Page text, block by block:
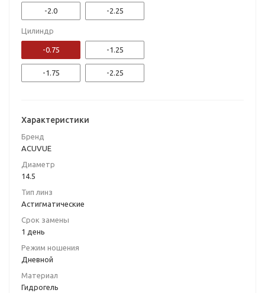
-2.0 -2.25
-2.5
-3.25
-3.5 -3.75
-4.5
-5.0
-6.0
-7.0
-9.0
+0.5
Цилиндр
-0.75 -1.25
-1.75 -2.25
Характеристики
Бренд
ACUVUE
Диаметр
14.5
Тип линз
Астигматические
Срок замены
1 день
Режим ношения
Дневной
Материал
Гидрогель